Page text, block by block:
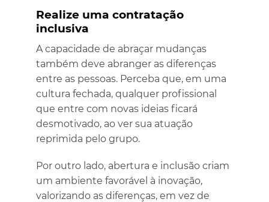
Realize uma contratação
inclusiva
A capacidade de abraçar mudanças
também deve abranger as diferenças
entre as pessoas. Perceba que, em uma
cultura fechada, qualquer profissional
que entre com novas ideias ficará
desmotivado, ao ver sua atuação
reprimida pelo grupo.
Por outro lado, abertura e inclusão criam
um ambiente favorável à inovação,
valorizando as diferenças, em vez de